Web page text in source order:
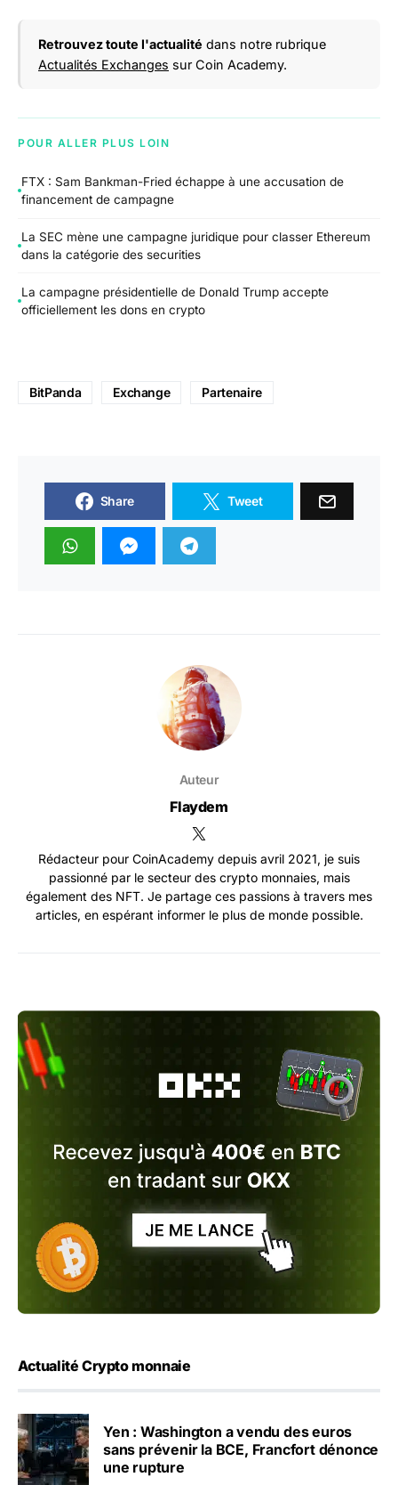
Retrouvez toute l'actualité dans notre rubrique
Actualités Exchanges sur Coin Academy.
POUR ALLER PLUS LOIN
FTX : Sam Bankman-Fried échappe à une accusation de
financement de campagne
La SEC mène une campagne juridique pour classer Ethereum
dans la catégorie des securities
La campagne présidentielle de Donald Trump accepte
officiellement les dons en crypto
BitPanda Exchange Partenaire
Share Tweet
Auteur
Flaydem
Rédacteur pour CoinAcademy depuis avril 2021, je suis
passionné par le secteur des crypto monnaies, mais
également des NFT. Je partage ces passions à travers mes
articles, en espérant informer le plus de monde possible.
Actualité Crypto monnaie
Yen : Washington a vendu des euros
sans prévenir la BCE, Francfort dénonce
une rupture